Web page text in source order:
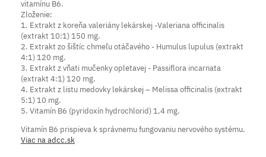
vitamínu B6.
Zloženie:
1. Extrakt z koreňa valeriány lekárskej -Valeriana officinalis
(extrakt 10:1) 150 mg.
2. Extrakt zo šištíc chmeľu otáčavého - Humulus lupulus (extrakt
4:1) 120 mg.
3. Extrakt z vňati mučenky opletavej - Passiflora incarnata
(extrakt 4:1) 120 mg.
4. Extrakt z listu medovky lekárskej – Melissa officinalis (extrakt
5:1) 10 mg.
5. Vitamín B6 (pyridoxín hydrochlorid) 1,4 mg.
Vitamín B6 prispieva k správnemu fungovaniu nervového systému.
Viac na adcc.sk